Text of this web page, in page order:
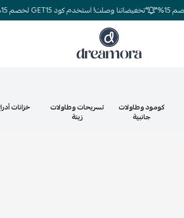
"تخفيضاتنا وصلت! استخدم كود GET15 لخصم 15%"
دريمورا للمفارش وأثاث غرف النوم
كومود وطاولات
جانبية
تسريحات وطاولات
زينة
خزانات